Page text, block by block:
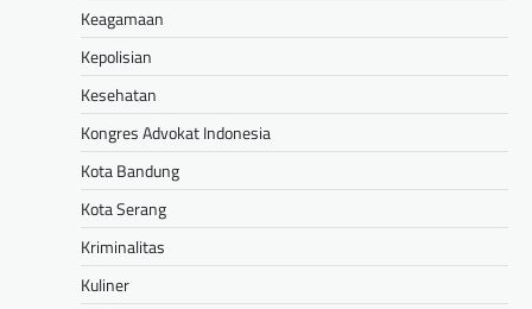
Keagamaan
Kepolisian
Kesehatan
Kongres Advokat Indonesia
Kota Bandung
Kota Serang
Kriminalitas
Kuliner